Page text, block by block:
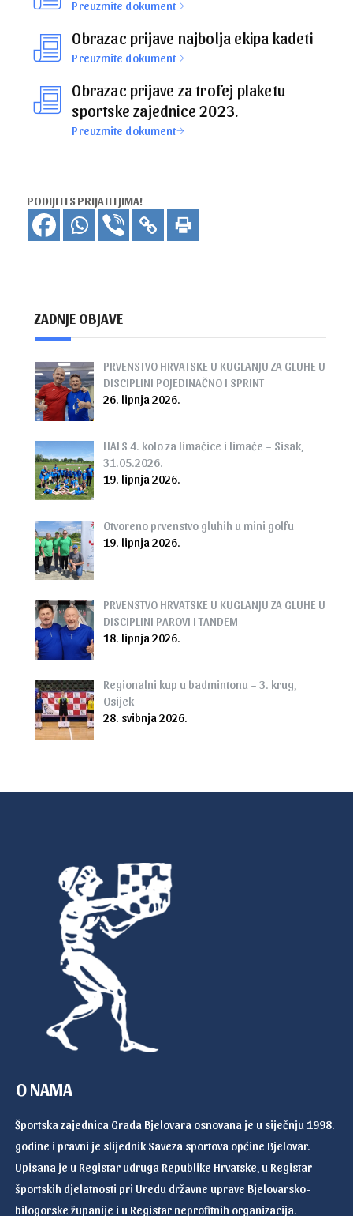
Preuzmite dokument
Obrazac prijave najbolja ekipa kadeti
Preuzmite dokument
Obrazac prijave za trofej plaketu
sportske zajednice 2023.
Preuzmite dokument
PODIJELI S PRIJATELJIMA!
ZADNJE OBJAVE
PRVENSTVO HRVATSKE U KUGLANJU ZA GLUHE U
DISCIPLINI POJEDINAČNO I SPRINT
26. lipnja 2026.
HALS 4. kolo za limačice i limače – Sisak,
31.05.2026.
19. lipnja 2026.
Otvoreno prvenstvo gluhih u mini golfu
19. lipnja 2026.
PRVENSTVO HRVATSKE U KUGLANJU ZA GLUHE U
DISCIPLINI PAROVI I TANDEM
18. lipnja 2026.
Regionalni kup u badmintonu – 3. krug,
Osijek
28. svibnja 2026.
O NAMA
Športska zajednica Grada Bjelovara osnovana je u siječnju 1998.
godine i pravni je slijednik Saveza sportova općine Bjelovar.
Upisana je u Registar udruga Republike Hrvatske, u Registar
športskih djelatnosti pri Uredu državne uprave Bjelovarsko-
bilogorske županije i u Registar neprofitnih organizacija.